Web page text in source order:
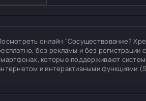
онлайн "Сосуществование?
без рекламы и без регистрации
которые поддерживают
и интерактивными функциями